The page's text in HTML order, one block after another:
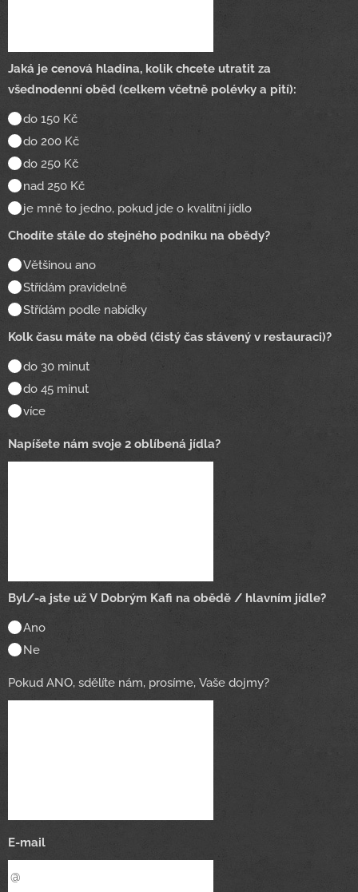
Jaká je cenová hladina, kolik chcete utratit za
všednodenní oběd (celkem včetně polévky a pití):
do 150 Kč
do 200 Kč
do 250 Kč
nad 250 Kč
je mně to jedno, pokud jde o kvalitní jídlo
Chodíte stále do stejného podniku na obědy?
Většinou ano
Střídám pravidelně
Střídám podle nabídky
Kolk času máte na oběd (čistý čas stávený v restauraci)?
do 30 minut
do 45 minut
více
Napíšete nám svoje 2 oblíbená jídla?
Byl/-a jste už V Dobrým Kafi na obědě / hlavním jídle?
Ano
Ne
Pokud ANO, sdělíte nám, prosíme, Vaše dojmy?
E-mail